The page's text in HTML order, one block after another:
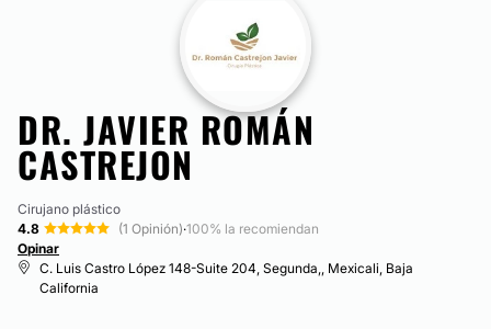
DR. JAVIER ROMÁN
CASTREJON
Cirujano plástico
4.8
(1 Opinión)·100% la recomiendan
Opinar
C. Luis Castro López 148-Suite 204, Segunda,, Mexicali, Baja
California